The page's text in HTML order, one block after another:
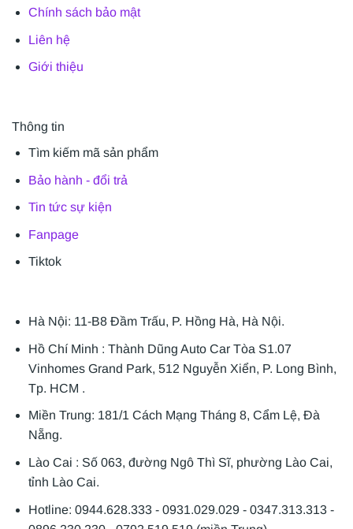
Chính sách bảo mật
Liên hệ
Giới thiệu
Thông tin
Tìm kiếm mã sản phẩm
Bảo hành - đổi trả
Tin tức sự kiện
Fanpage
Tiktok
Hà Nội: 11-B8 Đầm Trấu, P. Hồng Hà, Hà Nội.
Hồ Chí Minh : Thành Dũng Auto Car Tòa S1.07
Vinhomes Grand Park, 512 Nguyễn Xiển, P. Long Bình,
Tp. HCM .
Miền Trung: 181/1 Cách Mạng Tháng 8, Cẩm Lệ, Đà
Nẵng.
Lào Cai : Số 063, đường Ngô Thì Sĩ, phường Lào Cai,
tỉnh Lào Cai.
Hotline: 0944.628.333 - 0931.029.029 - 0347.313.313 -